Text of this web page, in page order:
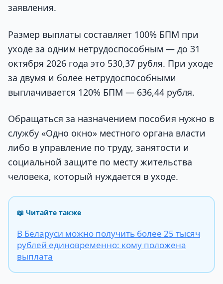
заявления.
Размер выплаты составляет 100% БПМ при
уходе за одним нетрудоспособным — до 31
октября 2026 года это 530,37 рубля. При уходе
за двумя и более нетрудоспособными
выплачивается 120% БПМ — 636,44 рубля.
Обращаться за назначением пособия нужно в
службу «Одно окно» местного органа власти
либо в управление по труду, занятости и
социальной защите по месту жительства
человека, который нуждается в уходе.
📖 Читайте также
В Беларуси можно получить более 25 тысяч
рублей единовременно: кому положена
выплата